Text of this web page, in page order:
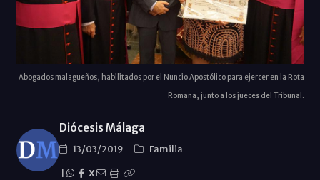
Abogados malagueños, habilitados por el Nuncio Apostólico para ejercer en la Rota
Romana, junto a los jueces del Tribunal.
Diócesis Málaga
13/03/2019
Familia
X